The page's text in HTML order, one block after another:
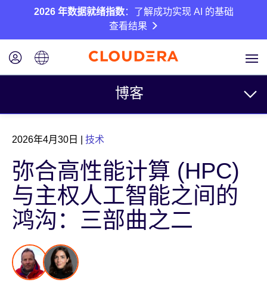
2026 年数据就绪指数：了解成功实现 AI 的基础
查看结果
博客
主题
业务
技术
合作伙伴
文化
工业
2026年4月30日 技术
弥合高性能计算 (HPC)
与主权人工智能之间的
鸿沟：三部曲之二